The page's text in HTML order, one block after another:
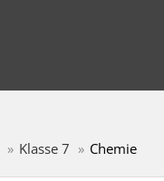
Klasse 7 Chemie